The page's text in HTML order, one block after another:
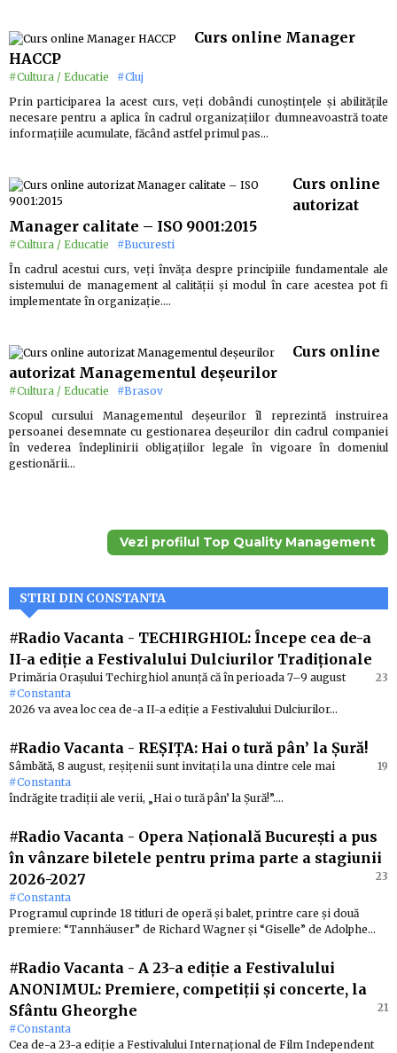
Curs online Manager
HACCP
#Cultura / Educatie
#Cluj
Prin participarea la acest curs, veți dobândi cunoștințele și abilitățile
necesare pentru a aplica în cadrul organizațiilor dumneavoastră toate
informațiile acumulate, făcând astfel primul pas…
Curs online
autorizat
Manager calitate – ISO 9001:2015
#Cultura / Educatie
#Bucuresti
În cadrul acestui curs, veți învăța despre principiile fundamentale ale
sistemului de management al calității și modul în care acestea pot fi
implementate în organizație.…
Curs online
autorizat Managementul deșeurilor
#Cultura / Educatie
#Brasov
Scopul cursului Managementul deşeurilor îl reprezintă instruirea
persoanei desemnate cu gestionarea deşeurilor din cadrul companiei
în vederea îndeplinirii obligaţiilor legale în vigoare în domeniul
gestionării…
Vezi profilul Top Quality Management
STIRI DIN CONSTANTA
#Radio Vacanta - TECHIRGHIOL: Începe cea de-a
II-a ediție a Festivalului Dulciurilor Tradiționale
23
#Constanta
Primăria Orașului Techirghiol anunță că în perioada 7–9 august
2026 va avea loc cea de-a II-a ediție a Festivalului Dulciurilor…
#Radio Vacanta - REȘIȚA: Hai o tură pân’ la Șură!
19
#Constanta
Sâmbătă, 8 august, reșițenii sunt invitați la una dintre cele mai
îndrăgite tradiții ale verii, „Hai o tură pân’ la Șură!”.…
#Radio Vacanta - Opera Națională București a pus
în vânzare biletele pentru prima parte a stagiunii
2026-2027
23
#Constanta
Programul cuprinde 18 titluri de operă și balet, printre care și două
premiere: “Tannhäuser” de Richard Wagner și “Giselle” de Adolphe…
#Radio Vacanta - A 23-a ediție a Festivalului
ANONIMUL: Premiere, competiții și concerte, la
Sfântu Gheorghe
21
#Constanta
Cea de-a 23-a ediție a Festivalului Internațional de Film Independent